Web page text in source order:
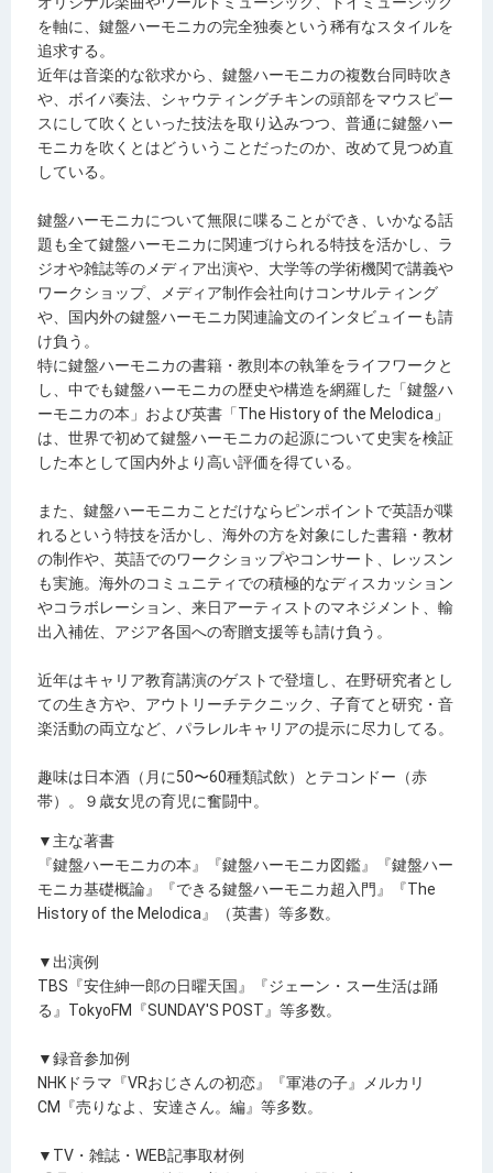
を軸に、鍵盤ハーモニカの完全独奏という稀有なスタイルを
追求する。
近年は音楽的な欲求から、鍵盤ハーモニカの複数台同時吹き
や、ボイパ奏法、シャウティングチキンの頭部をマウスピー
スにして吹くといった技法を取り込みつつ、普通に鍵盤ハー
モニカを吹くとはどういうことだったのか、改めて見つめ直
している。
鍵盤ハーモニカについて無限に喋ることができ、いかなる話
題も全て鍵盤ハーモニカに関連づけられる特技を活かし、ラ
ジオや雑誌等のメディア出演や、大学等の学術機関で講義や
ワークショップ、メディア制作会社向けコンサルティング
や、国内外の鍵盤ハーモニカ関連論文のインタビュイーも請
け負う。
特に鍵盤ハーモニカの書籍・教則本の執筆をライフワークと
し、中でも鍵盤ハーモニカの歴史や構造を網羅した「鍵盤ハ
ーモニカの本」および英書「The History of the Melodica 」
は、世界で初めて鍵盤ハーモニカの起源について史実を検証
した本として国内外より高い評価を得ている。
また、鍵盤ハーモニカことだけならピンポイントで英語が喋
れるという特技を活かし、海外の方を対象にした書籍・教材
の制作や、英語でのワークショップやコンサート、レッスン
も実施。海外のコミュニティでの積極的なディスカッション
やコラボレーション、来日アーティストのマネジメント、輸
出入補佐、アジア各国への寄贈支援等も請け負う。
近年はキャリア教育講演のゲストで登壇し、在野研究者とし
ての生き方や、アウトリーチテクニック、子育てと研究・音
楽活動の両立など、パラレルキャリアの提示に尽力してる。
趣味は日本酒（月に50〜60種類試飲）とテコンドー（赤
帯）。９歳女児の育児に奮闘中。
▼主な著書
『鍵盤ハーモニカの本』『鍵盤ハーモニカ図鑑』『鍵盤ハー
モニカ基礎概論』『できる鍵盤ハーモニカ超入門』『The
History of the Melodica 』（英書）等多数。
▼出演例
TBS 『安住紳一郎の日曜天国』『ジェーン・スー生活は踊
る』 TokyoFM 『SUNDAY'S POST 』等多数。
▼録音参加例
NHK ドラマ『VRおじさんの初恋』『軍港の子』メルカリ
CM
『売りなよ、安達さん。編』等多数。
▼ TV ・雑誌・ WEB記事取材例